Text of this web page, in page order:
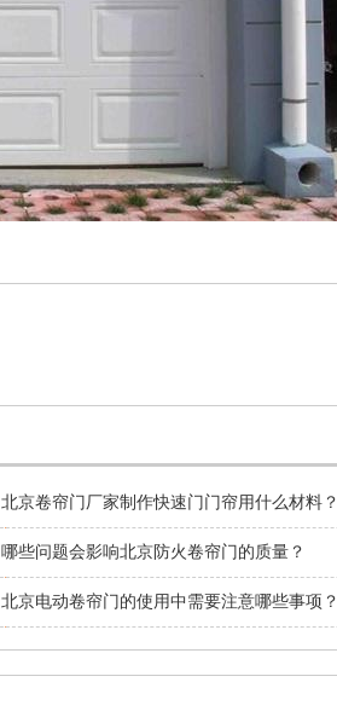
北京卷帘门厂家制作快速门门帘用什么材料？
​哪些问题会影响北京防火卷帘门的质量？
北京电动卷帘门的使用中需要注意哪些事项？